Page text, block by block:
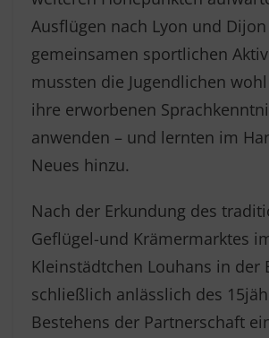
Ausflügen nach Lyon und
gemeinsamen sportlichen
mussten die Jugendlichen
ihre erworbenen
anwenden – und lernten im
Neues hinzu.
Nach der Erkundung des
Geflügel-und Krämermarktes
Kleinstädtchen Louhans in der
schließlich anlässlich des
Bestehens der Partnerschaft